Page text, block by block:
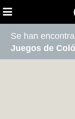
Se han
Juegos de